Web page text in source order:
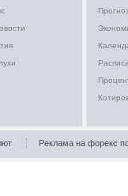
Реклама на форекс